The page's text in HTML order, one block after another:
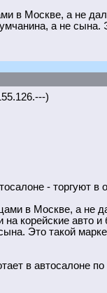
в Москве, а не
а не
)
- торгуют в
в Москве, а не
корейские авто и
Это такой
в автосалоне